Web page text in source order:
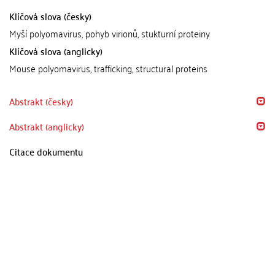
Klíčová slova (česky)
Myší polyomavirus, pohyb virionů, stukturní proteiny
Klíčová slova (anglicky)
Mouse polyomavirus, trafficking, structural proteins
Abstrakt (česky)
Abstrakt (anglicky)
Citace dokumentu